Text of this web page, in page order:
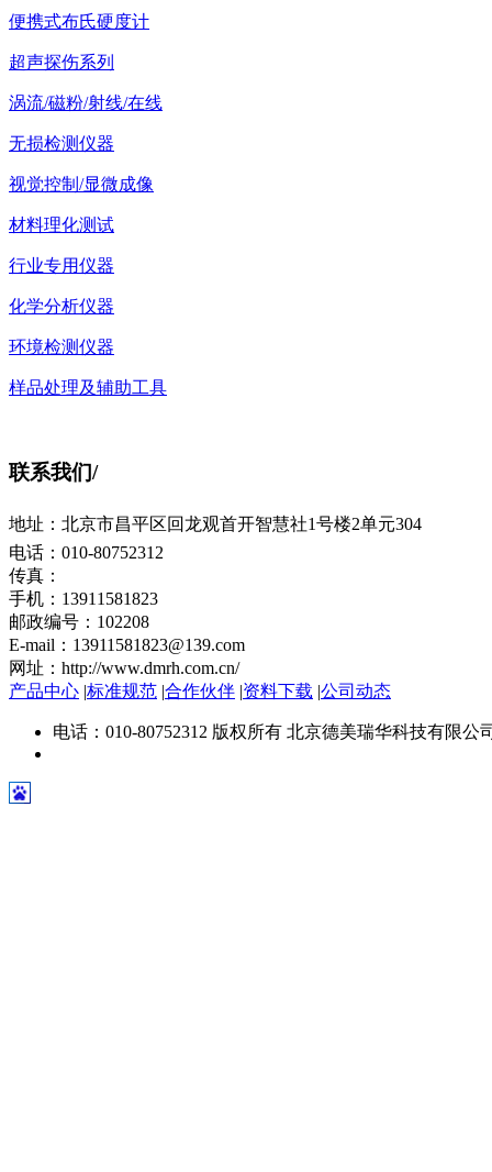
便携式布氏硬度计
超声探伤系列
涡流/磁粉/射线/在线
无损检测仪器
视觉控制/显微成像
材料理化测试
行业专用仪器
化学分析仪器
环境检测仪器
样品处理及辅助工具
联系我们/
地址：北京市昌平区回龙观首开智慧社1号楼2单元304
电话：010-80752312
传真：
手机：13911581823
邮政编号：102208
E-mail：13911581823@139.com
网址：http://www.dmrh.com.cn/
产品中心 |标准规范 |合作伙伴 |资料下载 |公司动态
电话：010-80752312 版权所有 北京德美瑞华科技有限公